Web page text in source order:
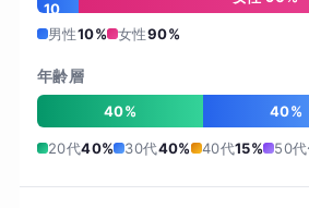
10
%男性10% 女性90%
年齢層
40% 40%
20代40% 30代40% 40代15% 50代